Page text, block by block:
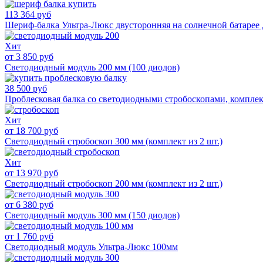
113 364 руб
Шериф-балка Ультра-Люкс двусторонняя на солнечной
Хит
от 3 850 руб
Светодиодный модуль 200 мм (100 диодов)
38 500 руб
Проблесковая балка со светодиодными стробоскопами,
Хит
от 18 700 руб
Светодиодный стробоскоп 300 мм (комплект из 2 шт.)
Хит
от 13 970 руб
Светодиодный стробоскоп 200 мм (комплект из 2 шт.)
от 6 380 руб
Светодиодный модуль 300 мм (150 диодов)
от 1 760 руб
Светодиодный модуль Ультра-Люкс 100мм